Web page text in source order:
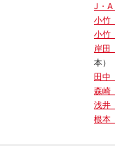
J・A
小竹
小竹
岸田
本）
田中
森崎
浅井
根本